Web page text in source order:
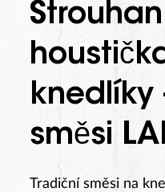
knedlíky
směsi
Tradiční směsi na